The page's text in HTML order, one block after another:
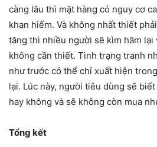
càng lâu thì mặt hàng có nguy cơ
khan hiếm. Và không nhất thiết
tăng thì nhiều người sẽ kìm hãm lại
không cần thiết. Tình trạng tranh
như trước có thể chỉ xuất hiện
lại. Lúc này, người tiêu dùng sẽ
hay không và sẽ không còn mua
Tổng kết